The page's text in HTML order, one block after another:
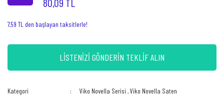
7,59 TL den başlayan taksitlerle!
LİSTENİZİ GÖNDERİN TEKLİF ALIN
Kategori Viko Novella Serisi ,Viko Novella Saten